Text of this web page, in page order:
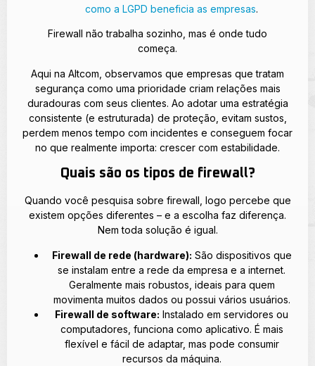
como a LGPD beneficia as empresas.
Firewall não trabalha sozinho, mas é onde tudo
começa.
Aqui na Altcom, observamos que empresas que tratam
segurança como uma prioridade criam relações mais
duradouras com seus clientes. Ao adotar uma estratégia
consistente (e estruturada) de proteção, evitam sustos,
perdem menos tempo com incidentes e conseguem focar
no que realmente importa: crescer com estabilidade.
Quais são os tipos de firewall?
Quando você pesquisa sobre firewall, logo percebe que
existem opções diferentes – e a escolha faz diferença.
Nem toda solução é igual.
Firewall de rede (hardware): São dispositivos que
se instalam entre a rede da empresa e a internet.
Geralmente mais robustos, ideais para quem
movimenta muitos dados ou possui vários usuários.
Firewall de software: Instalado em servidores ou
computadores, funciona como aplicativo. É mais
flexível e fácil de adaptar, mas pode consumir
recursos da máquina.